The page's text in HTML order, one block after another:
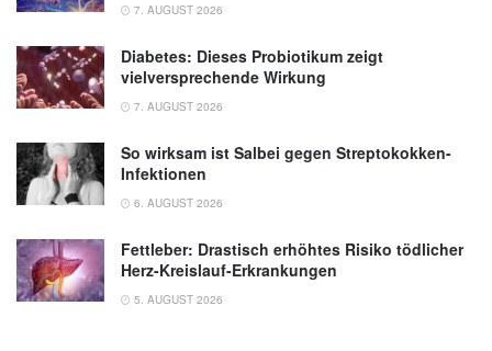
7. AUGUST 2026
Diabetes: Dieses Probiotikum zeigt
vielversprechende Wirkung
7. AUGUST 2026
So wirksam ist Salbei gegen Streptokokken-
Infektionen
6. AUGUST 2026
Fettleber: Drastisch erhöhtes Risiko tödlicher
Herz-Kreislauf-Erkrankungen
5. AUGUST 2026